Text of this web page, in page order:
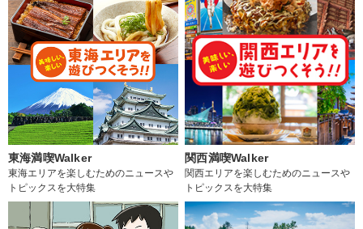
東海満喫Walker
東海エリアを楽しむためのニュースや
トピックスを大特集
関西満喫Walker
関西エリアを楽しむためのニュースや
トピックスを大特集